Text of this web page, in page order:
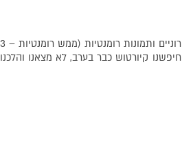
יצאנו לשיטוט רגלי של נוף מעלף של אורות הלילה העירוניים ותמונות רומנטיות (ממש רומנטיות – 3
חיפשנו קיורטוש כבר בערב, לא מצאנו והלכנו